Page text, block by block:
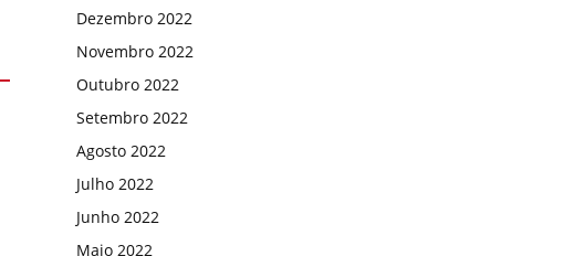
Dezembro 2022
Novembro 2022
Outubro 2022
Setembro 2022
Agosto 2022
Julho 2022
Junho 2022
Maio 2022